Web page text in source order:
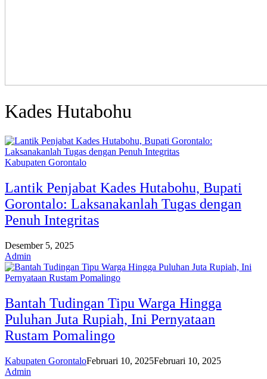
Kades Hutabohu
Kabupaten Gorontalo
Lantik Penjabat Kades Hutabohu, Bupati
Gorontalo: Laksanakanlah Tugas dengan
Penuh Integritas
Desember 5, 2025
Admin
Bantah Tudingan Tipu Warga Hingga
Puluhan Juta Rupiah, Ini Pernyataan
Rustam Pomalingo
Kabupaten GorontaloFebruari 10, 2025Februari 10, 2025
Admin